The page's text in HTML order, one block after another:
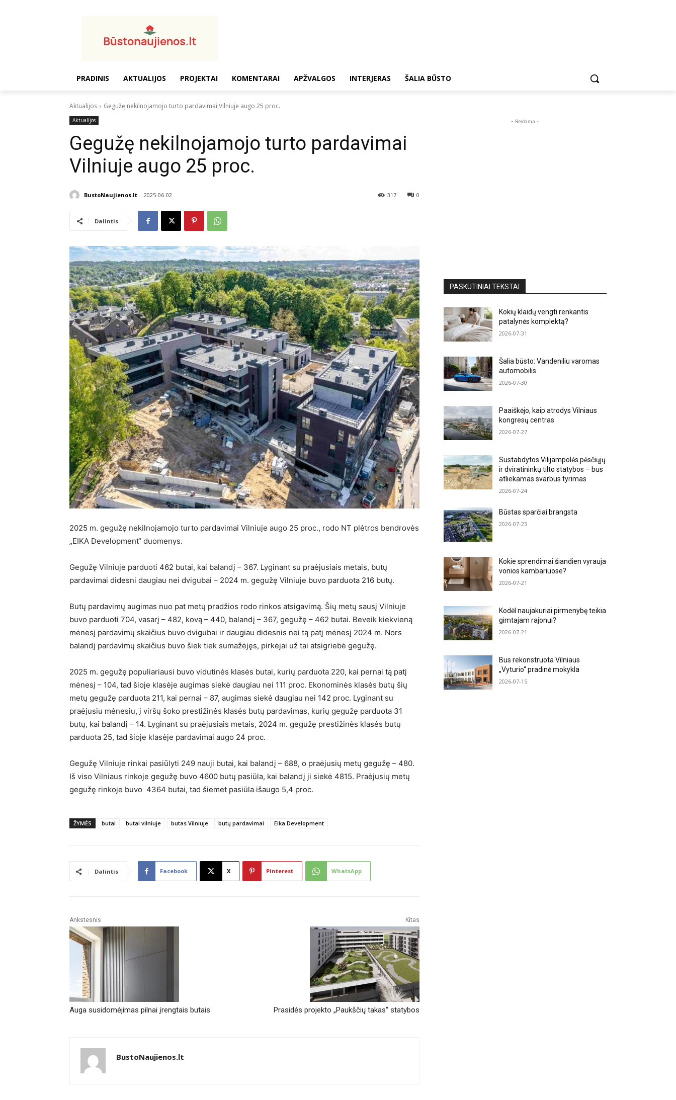
PRADINIS AKTUALIJOS PROJEKTAI KOMENTARAI APŽVALGOS INTERJERAS ŠALIA BŪSTO
Aktualijos Gegužę nekilnojamojo turto pardavimai Vilniuje augo 25 proc.
Aktualijos
Gegužę nekilnojamojo turto pardavimai
Vilniuje augo 25 proc.
BustoNaujienos.lt 2025-06-02 0
317
Dalintis
2025 m. gegužę nekilnojamojo turto pardavimai Vilniuje augo 25 proc., rodo NT plėtros bendrovės
„EIKA Development“ duomenys.
Gegužę Vilniuje parduoti 462 butai, kai balandį – 367. Lyginant su praėjusiais metais, butų
pardavimai didesni daugiau nei dvigubai – 2024 m. gegužę Vilniuje buvo parduota 216 butų.
Butų pardavimų augimas nuo pat metų pradžios rodo rinkos atsigavimą. Šių metų sausį Vilniuje
buvo parduoti 704, vasarį – 482, kovą – 440, balandį – 367, gegužę – 462 butai. Beveik kiekvieną
mėnesį pardavimų skaičius buvo dvigubai ir daugiau didesnis nei tą patį mėnesį 2024 m. Nors
balandį pardavimų skaičius buvo šiek tiek sumažėjęs, pirkėjai už tai atsigriebė gegužę.
2025 m. gegužę populiariausi buvo vidutinės klasės butai, kurių parduota 220, kai pernai tą patį
mėnesį – 104, tad šioje klasėje augimas siekė daugiau nei 111 proc. Ekonominės klasės butų šių
metų gegužę parduota 211, kai pernai – 87, augimas siekė daugiau nei 142 proc. Lyginant su
praėjusiu mėnesiu, į viršų šoko prestižinės klasės butų pardavimas, kurių gegužę parduota 31
butų, kai balandį – 14. Lyginant su praėjusiais metais, 2024 m. gegužę prestižinės klasės butų
parduota 25, tad šioje klasėje pardavimai augo 24 proc.
Gegužę Vilniuje rinkai pasiūlyti 249 nauji butai, kai balandį – 688, o praėjusių metų gegužę – 480.
Iš viso Vilniaus rinkoje gegužę buvo 4600 butų pasiūla, kai balandį ji siekė 4815. Praėjusių metų
gegužę rinkoje buvo 4364 butai, tad šiemet pasiūla išaugo 5,4 proc.
ŽYMĖS butai butai vilniuje butas Vilniuje butų pardavimai Eika Development
Dalintis Facebook X Pinterest WhatsApp
Ankstesnis
Auga susidomėjimas pilnai įrengtais butais
Kitas
Prasidės projekto „Paukščių takas“ statybos
BustoNaujienos.lt
- Reklama -
PASKUTINIAI TEKSTAI
Kokių klaidų vengti renkantis
patalynės komplektą?
2026-07-31
Šalia būsto: Vandeniliu varomas
automobilis
2026-07-30
Paaiškėjo, kaip atrodys Vilniaus
kongresų centras
2026-07-27
Sustabdytos Vilijampolės pėsčiųjų
ir dviratininkų tilto statybos – bus
atliekamas svarbus tyrimas
2026-07-24
Būstas sparčiai brangsta
2026-07-23
Kokie sprendimai šiandien vyrauja
vonios kambariuose?
2026-07-21
Kodėl naujakuriai pirmenybę teikia
gimtajam rajonui?
2026-07-21
Bus rekonstruota Vilniaus
„Vyturio“ pradinė mokykla
2026-07-15